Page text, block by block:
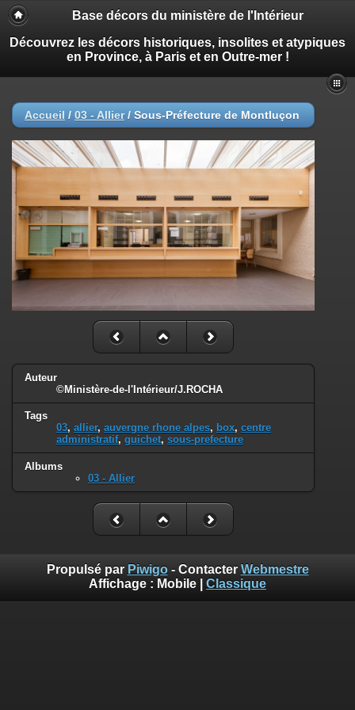
Base décors du ministère de l'Intérieur
Découvrez les décors historiques, insolites et atypiques
en Province, à Paris et en Outre-mer !
Accueil / 03 - Allier/ Sous-Préfecture de Montluçon
Auteur
©Ministère-de-l'Intérieur/J.ROCHA
Tags
03, allier, auvergne rhone alpes, box, centre
administratif, guichet, sous-prefecture
Albums
03 - Allier
Propulsé par Piwigo- Contacter Webmestre
Affichage : Mobile Classique